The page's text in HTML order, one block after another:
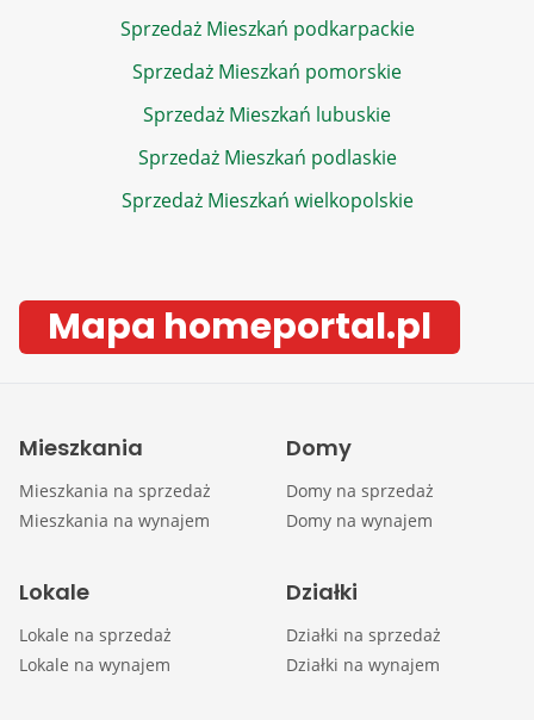
Sprzedaż Mieszkań podkarpackie
Sprzedaż Mieszkań pomorskie
Sprzedaż Mieszkań lubuskie
Sprzedaż Mieszkań podlaskie
Sprzedaż Mieszkań wielkopolskie
Mapa homeportal.pl
Mieszkania
Mieszkania na sprzedaż
Mieszkania na wynajem
Domy
Domy na sprzedaż
Domy na wynajem
Lokale
Lokale na sprzedaż
Lokale na wynajem
Działki
Działki na sprzedaż
Działki na wynajem